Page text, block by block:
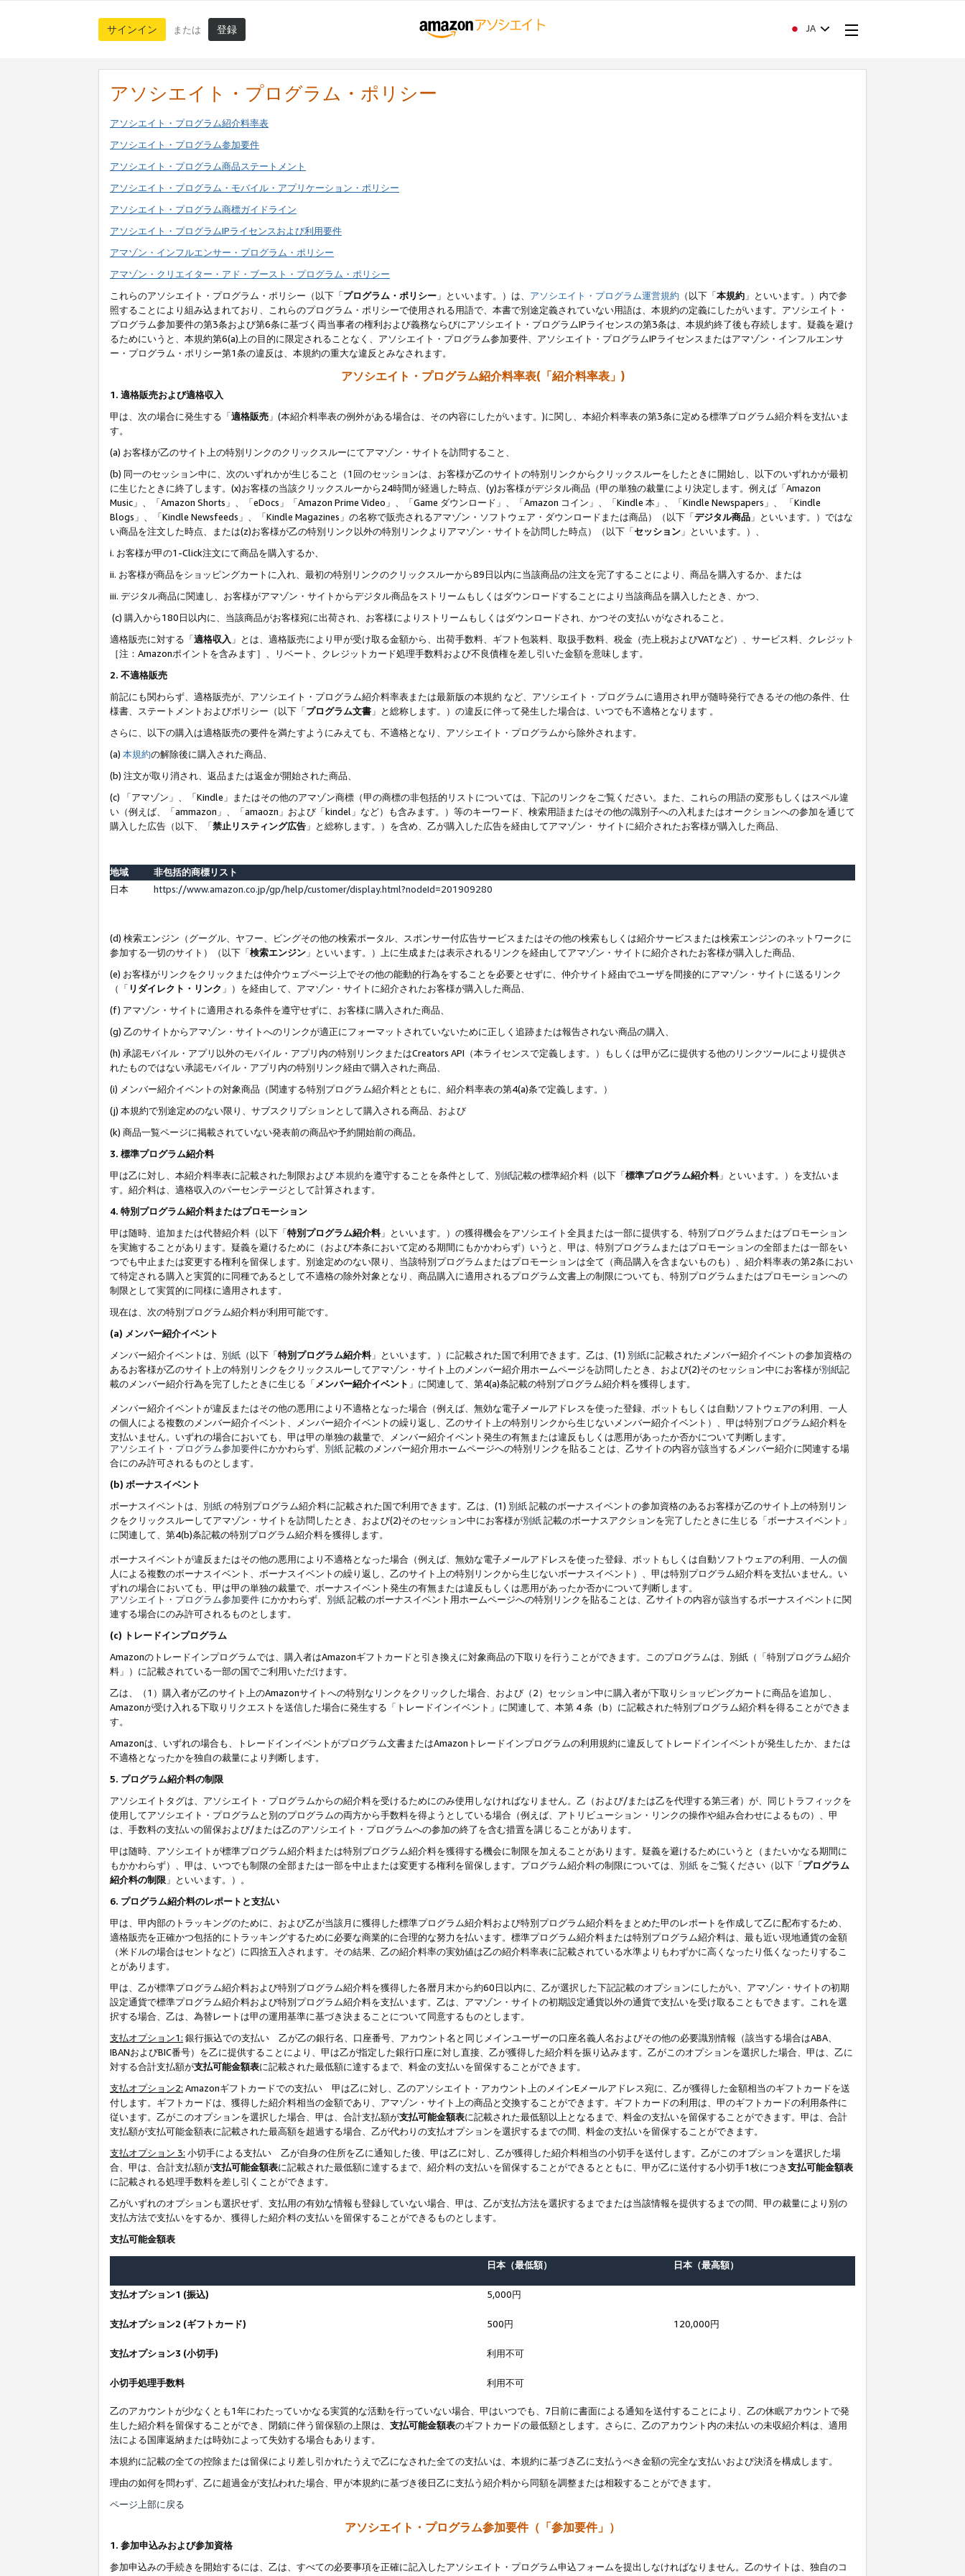
サインイン または 登録 JA
アソシエイト・プログラム・ポリシー
アソシエイト・プログラム紹介料率表
アソシエイト・プログラム参加要件
アソシエイト・プログラム商品ステートメント
アソシエイト・プログラム・モバイル・アプリケーション・ポリシー
アソシエイト・プログラム商標ガイドライン
アソシエイト・プログラムIPライセンスおよび利用要件
アマゾン・インフルエンサー・プログラム・ポリシー
アマゾン・クリエイター・アド・ブースト・プログラム・ポリシー
これらのアソシエイト・プログラム・ポリシー（以下「プログラム・ポリシー 」といいます。）は、 アソシエイト・プログラム運営規約 （以下「本規約 」といいます。）内で参
照することにより組み込まれており、これらのプログラム・ポリシーで使用される用語で、本書で別途定義されていない用語は、本規約の定義にしたがいます。アソシエイト・
プログラム参加要件の第3条および第6条に基づく両当事者の権利および義務ならびにアソシエイト・プログラムIPライセンスの第3条は、本規約終了後も存続します。疑義を避け
るためにいうと、本規約第6(a)上の目的に限定されることなく、アソシエイト・プログラム参加要件、アソシエイト・プログラムIPライセンスまたはアマゾン・インフルエンサ
ー・プログラム・ポリシー第1条の違反は、本規約の重大な違反とみなされます。
アソシエイト・プログラム紹介料率表(「紹介料率表」)
1. 適格販売および適格収入
甲は、次の場合に発生する「適格販売 」(本紹介料率表の例外がある場合は、その内容にしたがいます。)に関し、本紹介料率表の第3条に定める標準プログラム紹介料を支払いま
す。
(a) お客様が乙のサイト上の特別リンクのクリックスルーにてアマゾン・サイトを訪問すること、
(b) 同一のセッション中に、次のいずれかが生じること（1回のセッションは、お客様が乙のサイトの特別リンクからクリックスルーをしたときに開始し、以下のいずれかが最初
に生じたときに終了します。(x)お客様の当該クリックスルーから24時間が経過した時点、(y)お客様がデジタル商品（甲の単独の裁量により決定します。例えば「Amazon
Music」、「Amazon Shorts」、「eDocs」「Amazon Prime Video」、「Game ダウンロード」、「Amazon コイン」、「Kindle 本」、「Kindle Newspapers」、 「Kindle
Blogs」、「Kindle Newsfeeds」、「Kindle Magazines」の名称で販売されるアマゾン・ソフトウェア・ダウンロードまたは商品）（以下「デジタル商品 」といいます。）ではな
い商品を注文した時点、または(z)お客様が乙の特別リンク以外の特別リンクよりアマゾン・サイトを訪問した時点）（以下「セッション 」といいます。）、
i. お客様が甲の1-Click注文にて商品を購入するか、
ii. お客様が商品をショッピングカートに入れ、最初の特別リンクのクリックスルーから89日以内に当該商品の注文を完了することにより、商品を購入するか、または
iii. デジタル商品に関連し、お客様がアマゾン・サイトからデジタル商品をストリームもしくはダウンロードすることにより当該商品を購入したとき、かつ、
(c) 購入から180日以内に、当該商品がお客様宛に出荷され、お客様によりストリームもしくはダウンロードされ、かつその支払いがなされること。
適格販売に対する「適格収入 」とは、適格販売により甲が受け取る金額から、出荷手数料、ギフト包装料、取扱手数料、税金（売上税およびVATなど）、サービス料、クレジット
［注：Amazonポイントを含みます］、リベート、クレジットカード処理手数料および不良債権を差し引いた金額を意味します。
2. 不適格販売
前記にも関わらず、適格販売が、アソシエイト・プログラム紹介料率表または最新版の本規約 など、アソシエイト・プログラムに適用され甲が随時発行できるその他の条件、仕
様書、ステートメントおよびポリシー（以下「プログラム文書 」と総称します。）の違反に伴って発生した場合は、いつでも不適格となります 。
さらに、以下の購入は適格販売の要件を満たすようにみえても、不適格となり、アソシエイト・プログラムから除外されます。
(a) 本規約の解除後に購入された商品、
(b) 注文が取り消され、返品または返金が開始された商品、
(c) 「アマゾン」、「Kindle」またはその他のアマゾン商標（甲の商標の非包括的リストについては、下記のリンクをご覧ください。また、これらの用語の変形もしくはスペル違
い（例えば、「ammazon」、「amaozn」および「kindel」など）も含みます。）等のキーワード、検索用語またはその他の識別子への入札またはオークションへの参加を通じて
購入した広告（以下、「禁止リスティング広告 」と総称します。）を含め、乙が購入した広告を経由してアマゾン・ サイトに紹介されたお客様が購入した商品、
地域
非包括的商標リスト
日本
https://www.amazon.co.jp/gp/help/customer/display.html?nodeId=201909280
(d) 検索エンジン（グーグル、ヤフー、ビングその他の検索ポータル、スポンサー付広告サービスまたはその他の検索もしくは紹介サービスまたは検索エンジンのネットワークに
参加する一切のサイト）（以下「検索エンジン 」といいます。）上に生成または表示されるリンクを経由してアマゾン・サイトに紹介されたお客様が購入した商品、
(e) お客様がリンクをクリックまたは仲介ウェブページ上でその他の能動的行為をすることを必要とせずに、仲介サイト経由でユーザを間接的にアマゾン・サイトに送るリンク
（「 リダイレクト・リンク 」）を経由して、アマゾン・サイトに紹介されたお客様が購入した商品、
(f) アマゾン・サイトに適用される条件を遵守せずに、お客様に購入された商品、
(g) 乙のサイトからアマゾン・サイトへのリンクが適正にフォーマットされていないために正しく追跡または報告されない商品の購入、
(h) 承認モバイル・アプリ以外のモバイル・アプリ内の特別リンクまたはCreators API（本ライセンスで定義します。）もしくは甲が乙に提供する他のリンクツールにより提供さ
れたものではない承認モバイル・アプリ内の特別リンク経由で購入された商品、
(i) メンバー紹介イベントの対象商品（関連する特別プログラム紹介料とともに、紹介料率表の第4(a)条で定義します。）
(j) 本規約で別途定めのない限り、サブスクリプションとして購入される商品、および
(k) 商品一覧ページに掲載されていない発表前の商品や予約開始前の商品。
3. 標準プログラム紹介料
甲は乙に対し、本紹介料率表に記載された制限および本規約を遵守することを条件として、 別紙記載の標準紹介料（以下「標準プログラム紹介料」といいます。）を支払いま
す。紹介料は、適格収入のパーセンテージとして計算されます。
4. 特別プログラム紹介料またはプロモーション
甲は随時、追加または代替紹介料（以下「特別プログラム紹介料」といいます。）の獲得機会をアソシエイト全員または一部に提供する、特別プログラムまたはプロモーション
を実施することがあります。疑義を避けるために（および本条において定める期間にもかかわらず）いうと、甲は、特別プログラムまたはプロモーションの全部または一部をい
つでも中止または変更する権利を留保します。別途定めのない限り、当該特別プログラムまたはプロモーションは全て（商品購入を含まないものも）、紹介料率表の第2条におい
て特定される購入と実質的に同種であるとして不適格の除外対象となり、商品購入に適用されるプログラム文書上の制限についても、特別プログラムまたはプロモーションへの
制限として実質的に同様に適用されます。
現在は、次の特別プログラム紹介料が利用可能です。
(a) メンバー紹介イベント
メンバー紹介イベントは、 別紙 （以下「特別プログラム紹介料」といいます。）に記載された国で利用できます。乙は、(1) 別紙に記載されたメンバー紹介イベントの参加資格の
あるお客様が乙のサイト上の特別リンクをクリックスルーしてアマゾン・サイト上のメンバー紹介用ホームページを訪問したとき、および(2)そのセッション中にお客様が別紙記
載のメンバー紹介行為を完了したときに生じる「 メンバー紹介イベント 」に関連して、第4(a)条記載の特別プログラム紹介料を獲得します。
メンバー紹介イベントが違反またはその他の悪用により不適格となった場合（例えば、無効な電子メールアドレスを使った登録、ボットもしくは自動ソフトウェアの利用、一人
の個人による複数のメンバー紹介イベント、メンバー紹介イベントの繰り返し、乙のサイト上の特別リンクから生じないメンバー紹介イベント）、甲は特別プログラム紹介料を
支払いません。いずれの場合においても、甲は甲の単独の裁量で、メンバー紹介イベント発生の有無または違反もしくは悪用があったか否かについて判断します。
アソシエイト・プログラム参加要件にかかわらず、 別紙記載のメンバー紹介用ホームページへの特別リンクを貼ることは、乙サイトの内容が該当するメンバー紹介に関連する場
合にのみ許可されるものとします。
(b) ボーナスイベント
ボーナスイベントは、 別紙の特別プログラム紹介料に記載された国で利用できます。乙は、(1) 別紙記載のボーナスイベントの参加資格のあるお客様が乙のサイト上の特別リン
クをクリックスルーしてアマゾン・サイトを訪問したとき、および(2)そのセッション中にお客様が別紙記載のボーナスアクションを完了したときに生じる「ボーナスイベント」
に関連して、第4(b)条記載の特別プログラム紹介料を獲得します。
ボーナスイベントが違反またはその他の悪用により不適格となった場合（例えば、無効な電子メールアドレスを使った登録、ボットもしくは自動ソフトウェアの利用、一人の個
人による複数のボーナスイベント、ボーナスイベントの繰り返し、乙のサイト上の特別リンクから生じないボーナスイベント）、甲は特別プログラム紹介料を支払いません。い
ずれの場合においても、甲は甲の単独の裁量で、ボーナスイベント発生の有無または違反もしくは悪用があったか否かについて判断します。
アソシエイト・プログラム参加要件 にかかわらず、 別紙記載のボーナスイベント用ホームページへの特別リンクを貼ることは、乙サイトの内容が該当するボーナスイベントに関
連する場合にのみ許可されるものとします。
(c) トレードインプログラム
Amazonのトレードインプログラムでは、購入者はAmazonギフトカードと引き換えに対象商品の下取りを行うことができます。このプログラムは、別紙（「特別プログラム紹介
料」）に記載されている一部の国でご利用いただけます。
乙は、（1）購入者が乙のサイト上のAmazonサイトへの特別なリンクをクリックした場合、および（2）セッション中に購入者が下取りショッピングカートに商品を追加し、
Amazonが受け入れる下取りリクエストを送信した場合に発生する「トレードインイベント」に関連して、本第 4 条（b）に記載された特別プログラム紹介料を得ることができま
す。
Amazonは、いずれの場合も、トレードインイベントがプログラム文書またはAmazonトレードインプログラムの利用規約に違反してトレードインイベントが発生したか、または
不適格となったかを独自の裁量により判断します。
5. プログラム紹介料の制限
アソシエイトタグは、アソシエイト・プログラムからの紹介料を受けるためにのみ使用しなければなりません。乙（および/または乙を代理する第三者）が、同じトラフィックを
使用してアソシエイト・プログラムと別のプログラムの両方から手数料を得ようとしている場合（例えば、アトリビューション・リンクの操作や組み合わせによるもの）、甲
は、手数料の支払いの留保および/または乙のアソシエイト・プログラムへの参加の終了を含む措置を講じることがあります。
甲は随時、アソシエイトが標準プログラム紹介料または特別プログラム紹介料を獲得する機会に制限を加えることがあります。疑義を避けるためにいうと（またいかなる期間に
もかかわらず）、甲は、いつでも制限の全部または一部を中止または変更する権利を留保します。プログラム紹介料の制限については、 別紙 をご覧ください（以下「プログラム
紹介料の制限 」といいます。）。
6. プログラム紹介料のレポートと支払い
甲は、甲内部のトラッキングのために、および乙が当該月に獲得した標準プログラム紹介料および特別プログラム紹介料をまとめた甲のレポートを作成して乙に配布するため、
適格販売を正確かつ包括的にトラッキングするために必要な商業的に合理的な努力を払います。標準プログラム紹介料または特別プログラム紹介料は、最も近い現地通貨の金額
（米ドルの場合はセントなど）に四捨五入されます。その結果、乙の紹介料率の実効値は乙の紹介料率表に記載されている水準よりもわずかに高くなったり低くなったりするこ
とがあります。
甲は、乙が標準プログラム紹介料および特別プログラム紹介料を獲得した各暦月末から約60日以内に、乙が選択した下記記載のオプションにしたがい、アマゾン・サイトの初期
設定通貨で標準プログラム紹介料および特別プログラム紹介料を支払います。乙は、アマゾン・サイトの初期設定通貨以外の通貨で支払いを受け取ることもできます。これを選
択する場合、乙は、為替レートは甲の運用基準に基づき決まることについて同意するものとします。
支払オプション1: 銀行振込での支払い 乙が乙の銀行名、口座番号、アカウント名と同じメインユーザーの口座名義人名およびその他の必要識別情報（該当する場合はABA、
IBANおよびBIC番号）を乙に提供することにより、甲は乙が指定した銀行口座に対し直接、乙が獲得した紹介料を振り込みます。乙がこのオプションを選択した場合、甲は、乙に
対する合計支払額が支払可能金額表に記載された最低額に達するまで、料金の支払いを留保することができます。
支払オプション2: Amazonギフトカードでの支払い 甲は乙に対し、乙のアソシエイト・アカウント上のメインEメールアドレス宛に、乙が獲得した金額相当のギフトカードを送
付します。ギフトカードは、獲得した紹介料相当の金額であり、アマゾン・サイト上の商品と交換することができます。ギフトカードの利用は、甲のギフトカードの利用条件に
従います。乙がこのオプションを選択した場合、甲は、合計支払額が支払可能金額表に記載された最低額以上となるまで、料金の支払いを留保することができます。甲は、合計
支払額が支払可能金額表に記載された最高額を超過する場合、乙が代わりの支払オプションを選択するまでの間、料金の支払いを留保することができます。
支払オプション 3: 小切手による支払い 乙が自身の住所を乙に通知した後、甲は乙に対し、乙が獲得した紹介料相当の小切手を送付します。乙がこのオプションを選択した場
合、甲は、合計支払額が支払可能金額表に記載された最低額に達するまで、紹介料の支払いを留保することができるとともに、甲が乙に送付する小切手1枚につき支払可能金額表
に記載される処理手数料を差し引くことができます。
乙がいずれのオプションも選択せず、支払用の有効な情報も登録していない場合、甲は、乙が支払方法を選択するまでまたは当該情報を提供するまでの間、甲の裁量により別の
支払方法で支払いをするか、獲得した紹介料の支払いを留保することができるものとします。
支払可能金額表
日本（最低額） 日本（最高額）
支払オプション1 (振込) 5,000円
支払オプション2 (ギフトカード) 500円 120,000円
支払オプション3 (小切手) 利用不可
小切手処理手数料 利用不可
乙のアカウントが少なくとも1年にわたっていかなる実質的な活動を行っていない場合、甲はいつでも、7日前に書面による通知を送付することにより、乙の休眠アカウントで発
生した紹介料を留保することができ、閉鎖に伴う留保額の上限は、 支払可能金額表のギフトカードの最低額とします。さらに、乙のアカウント内の未払いの未収紹介料は、適用
法による国庫返納または時効によって失効する場合もあります。
本規約に記載の全ての控除または留保により差し引かれたうえで乙になされた全ての支払いは、本規約に基づき乙に支払うべき金額の完全な支払いおよび決済を構成します。
理由の如何を問わず、乙に超過金が支払われた場合、甲が本規約に基づき後日乙に支払う紹介料から同額を調整または相殺することができます。
ページ上部に戻る
アソシエイト・プログラム参加要件（「参加要件」）
1. 参加申込みおよび参加資格
参加申込みの手続きを開始するには、乙は、すべての必要事項を正確に記入したアソシエイト・プログラム申込フォームを提出しなければなりません。乙のサイトは、独自のコ